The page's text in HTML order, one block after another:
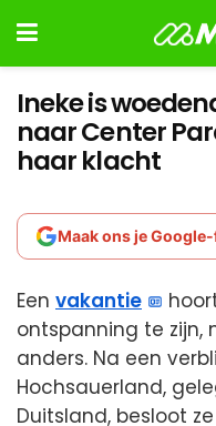
Ineke is
naar Center
haar klacht
Maak ons je
Een vakantie
ontspanning te zijn,
anders. Na een
Hochsauerland,
Duitsland, besloot